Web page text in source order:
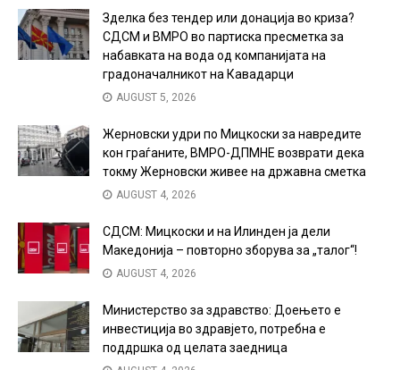
Зделка без тендер или донација во криза?
СДСМ и ВМРО во партиска пресметка за
набавката на вода од компанијата на
градоначалникот на Кавадарци
AUGUST 5, 2026
Жерновски удри по Мицкоски за навредите
кон граѓаните, ВМРО-ДПМНЕ возврати дека
токму Жерновски живее на државна сметка
AUGUST 4, 2026
СДСМ: Мицкоски и на Илинден ја дели
Македонија – повторно зборува за „талог“!
AUGUST 4, 2026
Министерство за здравство: Доењето е
инвестиција во здравјето, потребна е
поддршка од целата заедница